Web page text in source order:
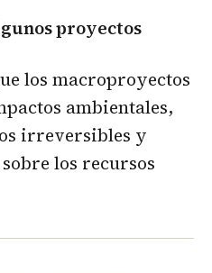
proyectos
los macroproyectos
ambientales,
irreversibles y
los recursos